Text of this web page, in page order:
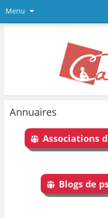
Menu
Annuaires
Associations
Blogs de